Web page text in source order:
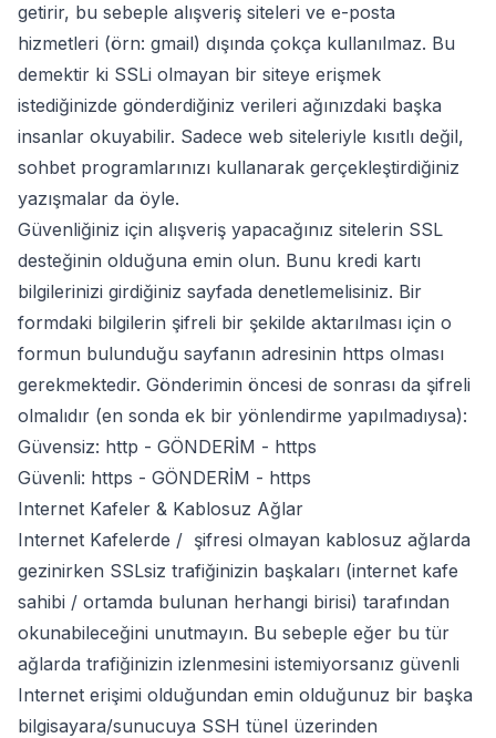
getirir, bu sebeple alışveriş siteleri ve e-posta
hizmetleri (örn: gmail) dışında çokça kullanılmaz. Bu
demektir ki SSLi olmayan bir siteye erişmek
istediğinizde gönderdiğiniz verileri ağınızdaki başka
insanlar okuyabilir. Sadece web siteleriyle kısıtlı değil,
sohbet programlarınızı kullanarak gerçekleştirdiğiniz
yazışmalar da öyle.
Güvenliğiniz için alışveriş yapacağınız sitelerin SSL
desteğinin olduğuna emin olun. Bunu kredi kartı
bilgilerinizi girdiğiniz sayfada denetlemelisiniz. Bir
formdaki bilgilerin şifreli bir şekilde aktarılması için o
formun bulunduğu sayfanın adresinin https olması
gerekmektedir. Gönderimin öncesi de sonrası da şifreli
olmalıdır (en sonda ek bir yönlendirme yapılmadıysa):
Güvensiz: http - GÖNDERİM - https
Güvenli: https - GÖNDERİM - https
Internet Kafeler & Kablosuz Ağlar
Internet Kafelerde / şifresi olmayan kablosuz ağlarda
gezinirken SSLsiz trafiğinizin başkaları (internet kafe
sahibi / ortamda bulunan herhangi birisi) tarafından
okunabileceğini unutmayın. Bu sebeple eğer bu tür
ağlarda trafiğinizin izlenmesini istemiyorsanız güvenli
Internet erişimi olduğundan emin olduğunuz bir başka
bilgisayara/sunucuya SSH tünel üzerinden